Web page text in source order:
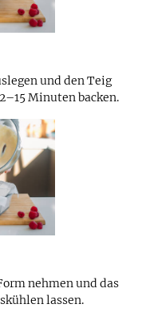
und den Teig
Minuten backen.
nehmen und das
lassen.